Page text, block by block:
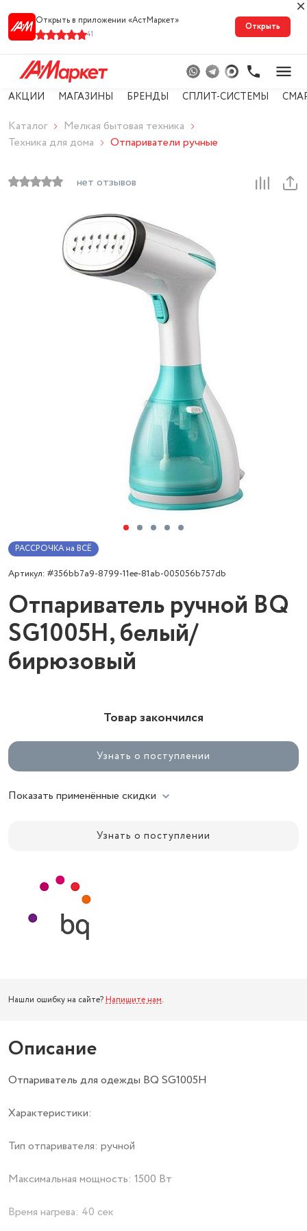
Открыть в приложении «АстМарке‪т‬»
41
Открыть
АКЦИИ МАГАЗИНЫ БРЕНДЫ СПЛИТ-СИСТЕМЫ
Каталог
Мелкая бытовая техника
Техника для дома
Отпариватели ручные
нет отзывов
РАССРОЧКА на ВСЁ
Артикул: #356bb7a9-8799-11ee-81ab-005056b757db
Отпариватель ручной BQ
SG1005H, белый/
бирюзовый
Товар закончился
Узнать о поступлении
Показать применённые скидки
Узнать о поступлении
Нашли ошибку на сайте? Напишите нам.
Описание
Отпариватель для одежды BQ SG1005H
Характеристики:
Тип отпаривателя: ручной
Максимальная мощность: 1500 Вт
Время нагрева: 40 сек